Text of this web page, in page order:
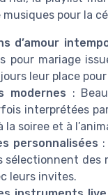
pour la
d’amour
pour mariage
leur place
modernes :
interprétées
la soiree et à
personnalisées
sélectionnent
leurs invites.